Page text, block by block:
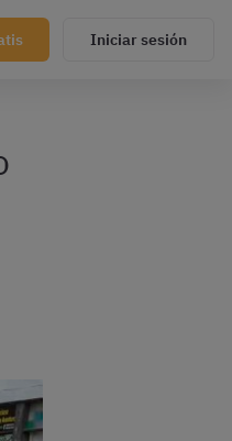
Iniciar sesión